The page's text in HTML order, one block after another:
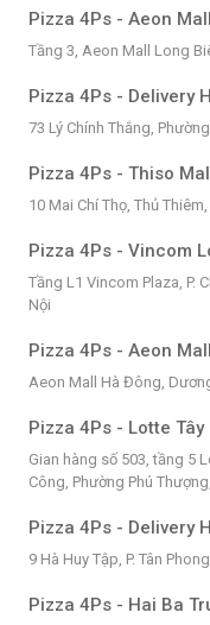
Pizza 4Ps - Aeon
Tầng 3, Aeon Mall Long
Pizza 4Ps - Delivery
73 Lý Chính Thắng,
Pizza 4Ps - Thiso
10 Mai Chí Thọ, Thủ
Pizza 4Ps - Vincom
Tầng L1 Vincom Plaza, P.
Nội
Pizza 4Ps - Aeon
Aeon Mall Hà Đông,
Pizza 4Ps - Lotte Tây
Gian hàng số 503, tầng 5
Công, Phường Phú
Pizza 4Ps - Delivery
9 Hà Huy Tập, P. Tân
Pizza 4Ps - Hai Ba